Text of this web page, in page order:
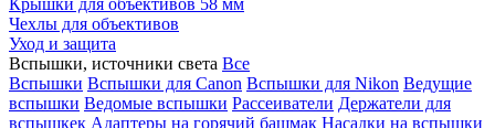
Крышки для объективов 58 мм
Чехлы для объективов
Уход и защита
Вспышки, источники света Все
Вспышки Вспышки для Canon Вспышки для Nikon Ведущие
вспышки Ведомые вспышки Рассеиватели Держатели для
вспышкек Адаптеры на горячий башмак Насадки на вспышки